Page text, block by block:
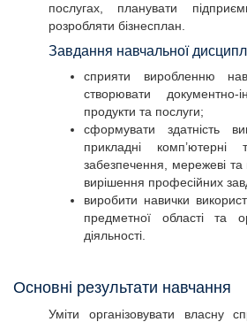
послугах, планувати
розробляти бізнесплан.
Завдання навчальної
сприяти виробленню
створювати документно-
продукти та послуги;
сформувати здатність
прикладні комп’ютерні
забезпечення, мережеві та
вирішення професійних
виробити навички
предметної області та
діяльності.
Основні результати навчання
Уміти організовувати власну